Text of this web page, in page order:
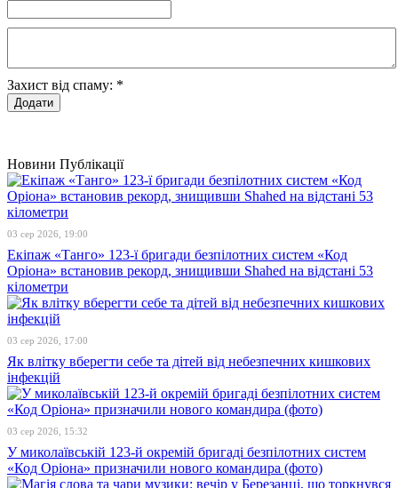
Захист від спаму: *
Новини Публікації
03 сер 2026, 19:00
Екіпаж «Танго» 123-ї бригади безпілотних систем «Код
Оріона» встановив рекорд, знищивши Shahed на відстані 53
кілометри
03 сер 2026, 17:00
Як влітку вберегти себе та дітей від небезпечних кишкових
інфекцій
03 сер 2026, 15:32
У миколаївській 123-й окремій бригаді безпілотних систем
«Код Оріона» призначили нового командира (фото)